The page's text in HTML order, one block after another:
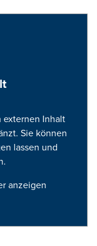
Inhalt
Sie können
lassen und
anzeigen